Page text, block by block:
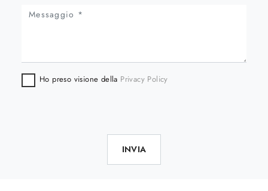
Ho preso visione della Privacy Policy
INVIA